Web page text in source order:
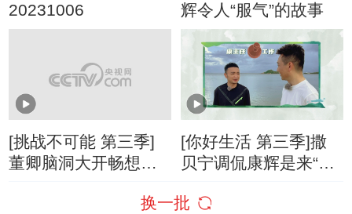
20231006
辉令人“服气”的故事
[挑战不可能 第三季]
董卿脑洞大开畅想挑
[你好生活 第三季]撒
贝宁调侃康辉是来“视
换一批